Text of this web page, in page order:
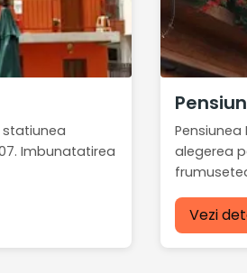
statiunea
Imbunatatirea
alegerea
Vezi